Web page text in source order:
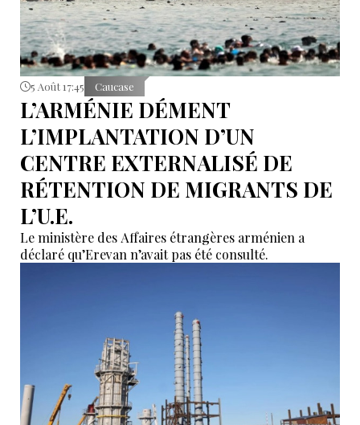
5 Août 17:45 Caucase
L’ARMÉNIE DÉMENT
L’IMPLANTATION D’UN
CENTRE EXTERNALISÉ DE
RÉTENTION DE MIGRANTS DE
L’U.E.
Le ministère des Affaires étrangères arménien a
déclaré qu’Erevan n’avait pas été consulté.